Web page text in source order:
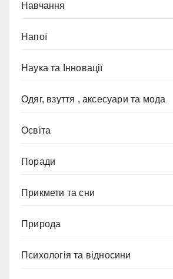
Навчання
Напої
Наука та Інновації
Одяг, взуття , аксесуари та мода
Освіта
Поради
Прикмети та сни
Природа
Психологія та відносини